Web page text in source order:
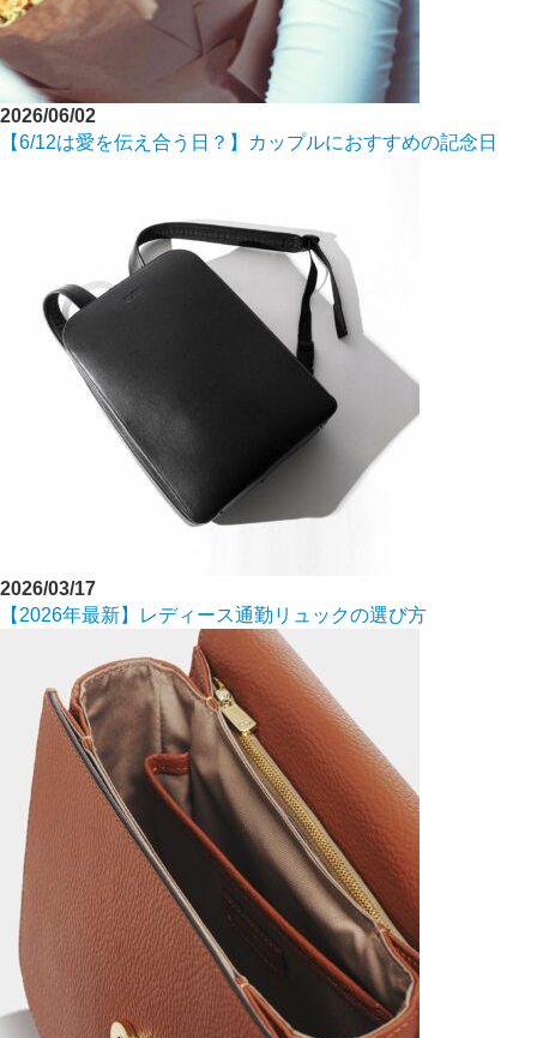
2026/06/02
【6/12は愛を伝え合う日？】カップルにおすすめの記念日
2026/03/17
【2026年最新】レディース通勤リュックの選び方